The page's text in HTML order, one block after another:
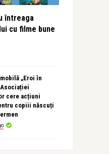
întreaga
cu filme bune
„Eroi în
cere acțiuni
copiii născuți